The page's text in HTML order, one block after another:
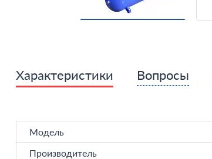
Характеристики Вопросы
Модель
Производитель